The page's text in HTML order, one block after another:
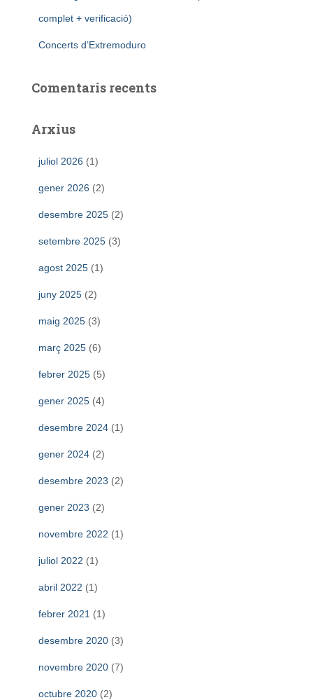
complet + verificació)
Concerts d’Extremoduro
Comentaris recents
Arxius
juliol 2026 (1)
gener 2026 (2)
desembre 2025 (2)
setembre 2025 (3)
agost 2025 (1)
juny 2025 (2)
maig 2025 (3)
març 2025 (6)
febrer 2025 (5)
gener 2025 (4)
desembre 2024 (1)
gener 2024 (2)
desembre 2023 (2)
gener 2023 (2)
novembre 2022 (1)
juliol 2022 (1)
abril 2022 (1)
febrer 2021 (1)
desembre 2020 (3)
novembre 2020 (7)
octubre 2020 (2)